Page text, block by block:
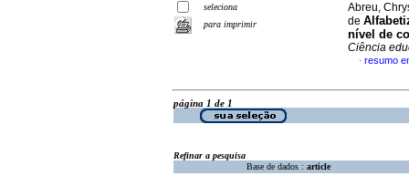
seleciona
para imprimir
Abreu,
de
nível de
Ciência
· resumo
página 1 de 1
Refinar a pesquisa
Base de dados : article